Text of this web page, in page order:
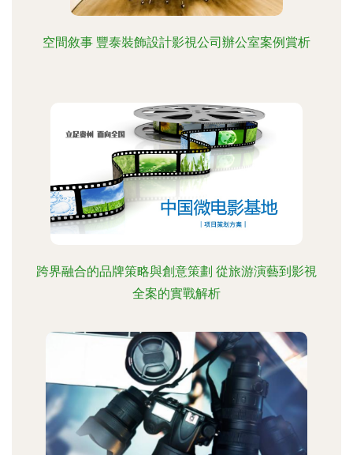
空間敘事 豐泰裝飾設計影視公司辦公室案例賞析
跨界融合的品牌策略與創意策劃 從旅游演藝到影視
全案的實戰解析